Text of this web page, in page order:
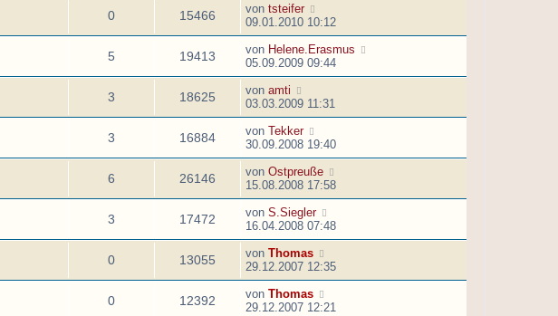
0 15466 von tsteifer
09.01.2010 10:12
5 19413 von Helene.Erasmus
05.09.2009 09:44
3 18625 von amti
03.03.2009 11:31
3 16884 von Tekker
30.09.2008 19:40
6 26146 von Ostpreuße
15.08.2008 17:58
3 17472 von S.Siegler
16.04.2008 07:48
0 13055 von Thomas
29.12.2007 12:35
0 12392 von Thomas
29.12.2007 12:21